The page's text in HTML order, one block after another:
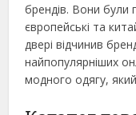
брендів. Вони були
європейські та
двері відчинив
найпопулярніших
модного одягу,